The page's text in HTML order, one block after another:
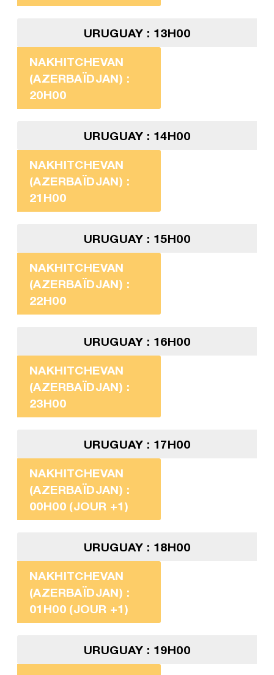
URUGUAY : 13H00
NAKHITCHEVAN
(AZERBAÏDJAN) :
20H00
URUGUAY : 14H00
NAKHITCHEVAN
(AZERBAÏDJAN) :
21H00
URUGUAY : 15H00
NAKHITCHEVAN
(AZERBAÏDJAN) :
22H00
URUGUAY : 16H00
NAKHITCHEVAN
(AZERBAÏDJAN) :
23H00
URUGUAY : 17H00
NAKHITCHEVAN
(AZERBAÏDJAN) :
00H00 (JOUR +1)
URUGUAY : 18H00
NAKHITCHEVAN
(AZERBAÏDJAN) :
01H00 (JOUR +1)
URUGUAY : 19H00